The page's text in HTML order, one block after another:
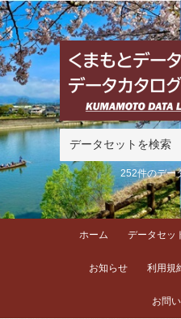
252件のデー
ホーム データセッ
お知らせ 利用規
お問